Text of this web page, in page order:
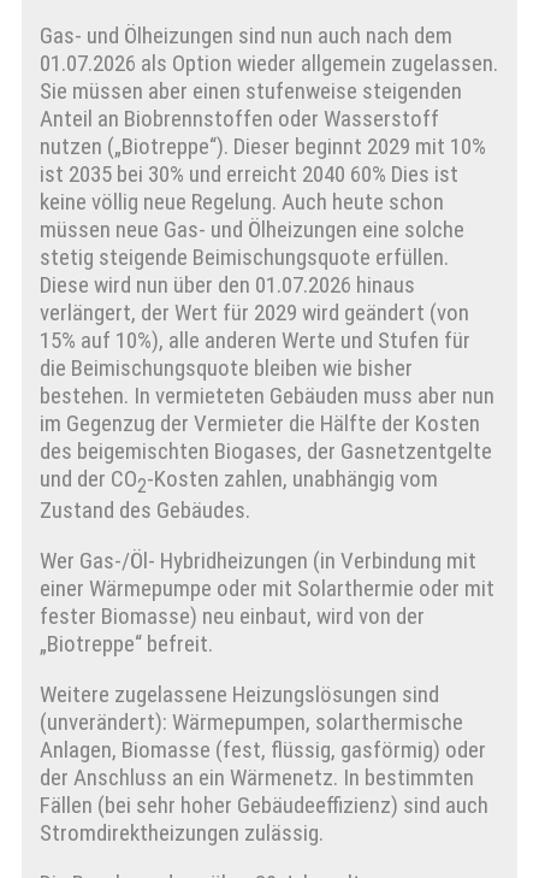
Gas- und Ölheizungen sind nun auch nach dem
01.07.2026 als Option wieder allgemein zugelassen.
Sie müssen aber einen stufenweise steigenden
Anteil an Biobrennstoffen oder Wasserstoff
nutzen („Biotreppe“). Dieser beginnt 2029 mit 10%
ist 2035 bei 30% und erreicht 2040 60% Dies ist
keine völlig neue Regelung. Auch heute schon
müssen neue Gas- und Ölheizungen eine solche
stetig steigende Beimischungsquote erfüllen.
Diese wird nun über den 01.07.2026 hinaus
verlängert, der Wert für 2029 wird geändert (von
15% auf 10%), alle anderen Werte und Stufen für
die Beimischungsquote bleiben wie bisher
bestehen. In vermieteten Gebäuden muss aber nun
im Gegenzug der Vermieter die Hälfte der Kosten
des beigemischten Biogases, der Gasnetzentgelte
und der CO2-Kosten zahlen, unabhängig vom
Zustand des Gebäudes.
Wer Gas-/Öl- Hybridheizungen (in Verbindung mit
einer Wärmepumpe oder mit Solarthermie oder mit
fester Biomasse) neu einbaut, wird von der
„Biotreppe“ befreit.
Weitere zugelassene Heizungslösungen sind
(unverändert): Wärmepumpen, solarthermische
Anlagen, Biomasse (fest, flüssig, gasförmig) oder
der Anschluss an ein Wärmenetz. In bestimmten
Fällen (bei sehr hoher Gebäudeeffizienz) sind auch
Stromdirektheizungen zulässig.